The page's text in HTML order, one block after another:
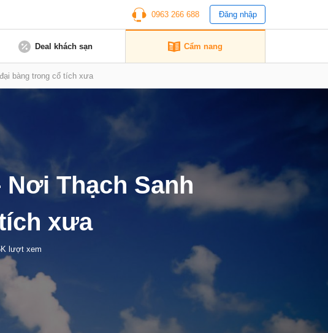
0963 266 688 Đăng nhập
Deal khách sạn Cẩm nang
bàng trong cổ tích xưa
Thạch Sanh
xưa
lượt xem